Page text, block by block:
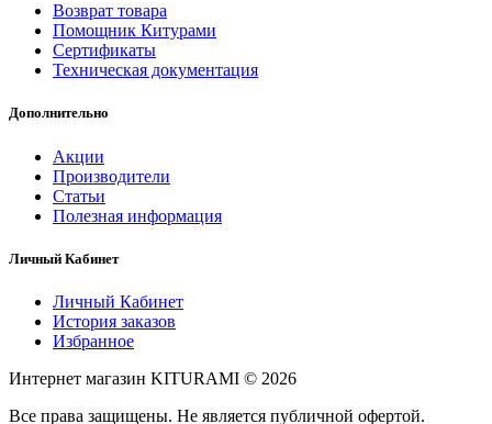
Возврат товара
Помощник Китурами
Сертификаты
Техническая документация
Дополнительно
Акции
Производители
Статьи
Полезная информация
Личный Кабинет
Личный Кабинет
История заказов
Избранное
Интернет магазин KITURAMI © 2026
Все права защищены. Не является публичной офертой.